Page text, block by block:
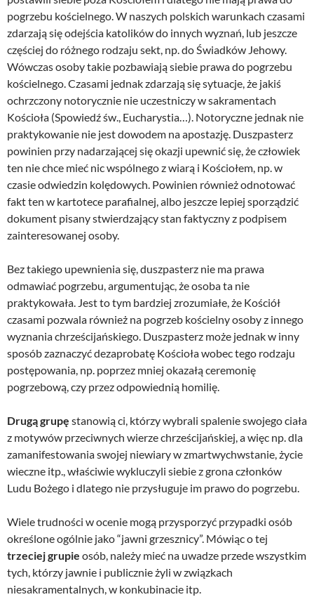
pogrzebu kościelnego. W naszych polskich warunkach czasami
zdarzają się odejścia katolików do innych wyznań, lub jeszcze
częściej do różnego rodzaju sekt, np. do Świadków Jehowy.
Wówczas osoby takie pozbawiają siebie prawa do pogrzebu
kościelnego. Czasami jednak zdarzają się sytuacje, że jakiś
ochrzczony notorycznie nie uczestniczy w sakramentach
Kościoła (Spowiedź św., Eucharystia…). Notoryczne jednak nie
praktykowanie nie jest dowodem na apostazję. Duszpasterz
powinien przy nadarzającej się okazji upewnić się, że człowiek
ten nie chce mieć nic wspólnego z wiarą i Kościołem, np. w
czasie odwiedzin kolędowych. Powinien również odnotować
fakt ten w kartotece parafialnej, albo jeszcze lepiej sporządzić
dokument pisany stwierdzający stan faktyczny z podpisem
zainteresowanej osoby.
Bez takiego upewnienia się, duszpasterz nie ma prawa
odmawiać pogrzebu, argumentując, że osoba ta nie
praktykowała. Jest to tym bardziej zrozumiałe, że Kościół
czasami pozwala również na pogrzeb kościelny osoby z innego
wyznania chrześcijańskiego. Duszpasterz może jednak w inny
sposób zaznaczyć dezaprobatę Kościoła wobec tego rodzaju
postępowania, np. poprzez mniej okazałą ceremonię
pogrzebową, czy przez odpowiednią homilię.
Drugą grupę stanowią ci, którzy wybrali spalenie swojego ciała
z motywów przeciwnych wierze chrześcijańskiej, a więc np. dla
zamanifestowania swojej niewiary w zmartwychwstanie, życie
wieczne itp., właściwie wykluczyli siebie z grona członków
Ludu Bożego i dlatego nie przysługuje im prawo do pogrzebu.
Wiele trudności w ocenie mogą przysporzyć przypadki osób
określone ogólnie jako “jawni grzesznicy”. Mówiąc o tej
trzeciej grupie osób, należy mieć na uwadze przede wszystkim
tych, którzy jawnie i publicznie żyli w związkach
niesakramentalnych, w konkubinacie itp.